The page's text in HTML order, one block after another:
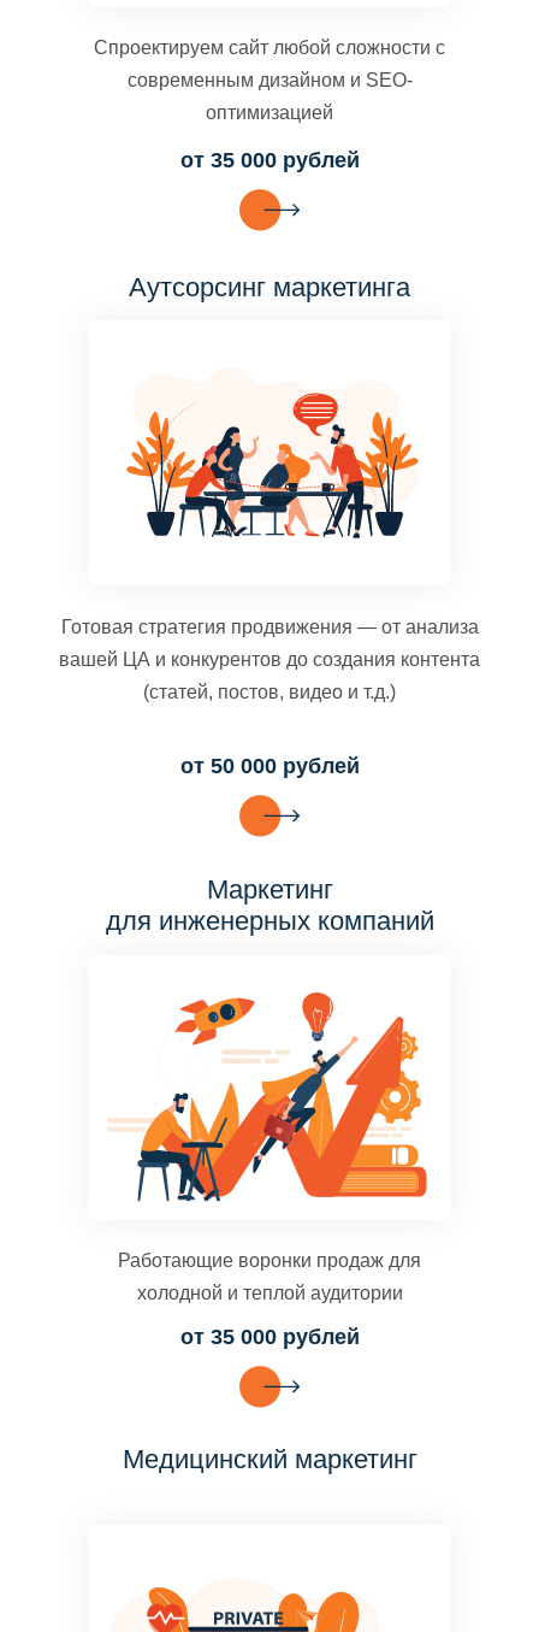
Спроектируем сайт любой сложности с
современным дизайном и SEO-
оптимизацией
от 35 000 рублей
Аутсорсинг маркетинга
Готовая стратегия продвижения — от анализа
вашей ЦА и конкурентов до создания контента
(статей, постов, видео и т.д.)
от 50 000 рублей
Маркетинг
для инженерных компаний
Работающие воронки продаж для
холодной и теплой аудитории
от 35 000 рублей
Медицинский маркетинг